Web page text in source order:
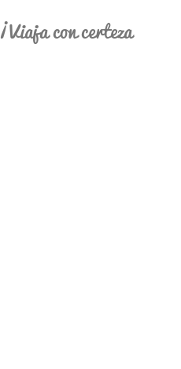
¡Viaja con certeza